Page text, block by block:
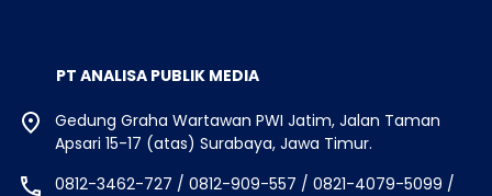
PT ANALISA PUBLIK MEDIA
Gedung Graha Wartawan PWI Jatim, Jalan Taman
Apsari 15-17 (atas) Surabaya, Jawa Timur.
0812-3462-727 / 0812-909-557 / 0821-4079-5099 /